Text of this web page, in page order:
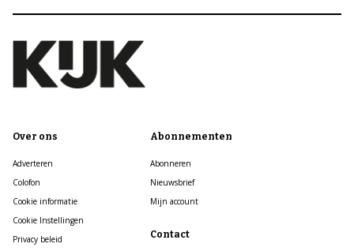
Over ons
Adverteren
Colofon
Cookie informatie
Cookie Instellingen
Privacy beleid
Abonnementen
Abonneren
Nieuwsbrief
Mijn account
Contact